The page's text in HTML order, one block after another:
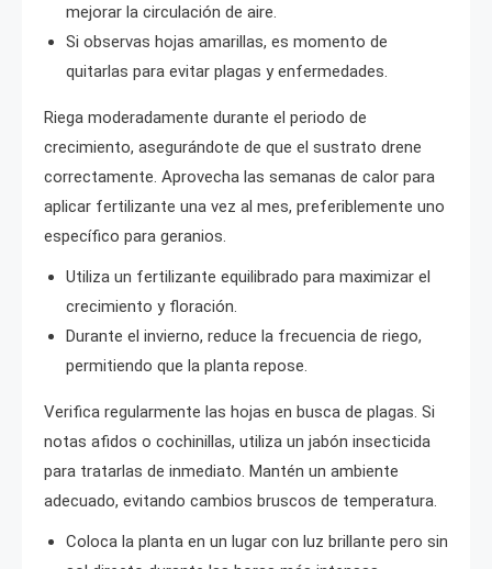
mejorar la circulación de aire.
Si observas hojas amarillas, es momento de
quitarlas para evitar plagas y enfermedades.
Riega moderadamente durante el periodo de
crecimiento, asegurándote de que el sustrato drene
correctamente. Aprovecha las semanas de calor para
aplicar fertilizante una vez al mes, preferiblemente uno
específico para geranios.
Utiliza un fertilizante equilibrado para maximizar el
crecimiento y floración.
Durante el invierno, reduce la frecuencia de riego,
permitiendo que la planta repose.
Verifica regularmente las hojas en busca de plagas. Si
notas afidos o cochinillas, utiliza un jabón insecticida
para tratarlas de inmediato. Mantén un ambiente
adecuado, evitando cambios bruscos de temperatura.
Coloca la planta en un lugar con luz brillante pero sin